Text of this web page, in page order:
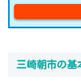
三崎朝市の基